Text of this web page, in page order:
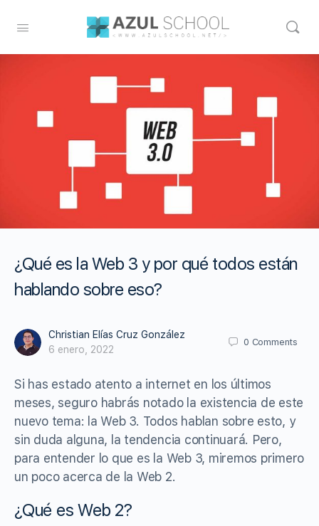
¿Qué es la Web 3 y por qué todos están
hablando sobre eso?
Christian Elías Cruz González
6 enero, 2022
0 Comments
Si has estado atento a internet en los últimos
meses, seguro habrás notado la existencia de este
nuevo tema: la Web 3. Todos hablan sobre esto, y
sin duda alguna, la tendencia continuará. Pero,
para entender lo que es la Web 3, miremos primero
un poco acerca de la Web 2.
¿Qué es Web 2?